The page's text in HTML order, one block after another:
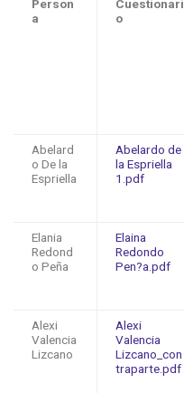
Person
a
Cuestionari
o
Abelard
o De la
Espriella
Abelardo de
la Espriella
1.pdf
Elania
Redond
o Peña
Elaina
Redondo
Pen?a.pdf
Alexi
Valencia
Lizcano
Alexi
Valencia
Lizcano_con
traparte.pdf